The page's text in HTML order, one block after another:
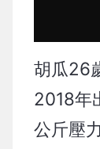
胡瓜26
2018年
公斤壓